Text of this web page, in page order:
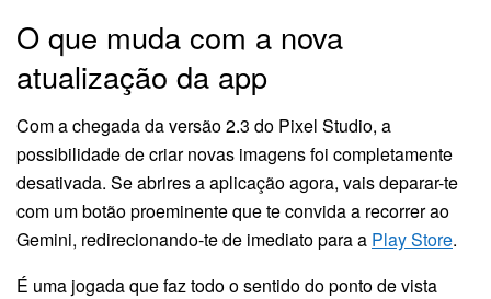
O que muda com a nova
atualização da app
Com a chegada da versão 2.3 do Pixel Studio, a
possibilidade de criar novas imagens foi completamente
desativada. Se abrires a aplicação agora, vais deparar-te
com um botão proeminente que te convida a recorrer ao
Gemini, redirecionando-te de imediato para a Play Store.
É uma jogada que faz todo o sentido do ponto de vista